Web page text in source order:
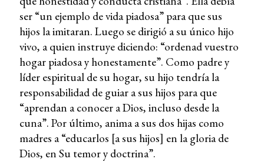
ser “un ejemplo de vida piadosa” para que sus
hijos la imitaran. Luego se dirigió a su único hijo
vivo, a quien instruye diciendo: “ordenad vuestro
hogar piadosa y honestamente”. Como padre y
líder espiritual de su hogar, su hijo tendría la
responsabilidad de guiar a sus hijos para que
“aprendan a conocer a Dios, incluso desde la
cuna”. Por último, anima a sus dos hijas como
madres a “educarlos [a sus hijos] en la gloria de
Dios, en Su temor y doctrina”.